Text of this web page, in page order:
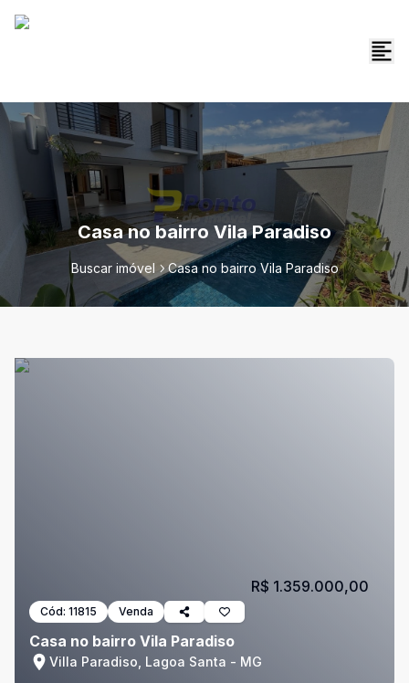
Casa no bairro Vila Paradiso
Buscar imóvel Casa no bairro Vila Paradiso
Cód: 11815 Venda
Casa no bairro Vila Paradiso
Villa Paradiso, Lagoa Santa - MG
R$ 1.359.000,00